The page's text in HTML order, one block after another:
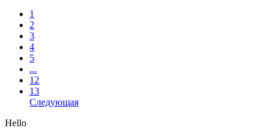
1
2
3
4
5
...
12
13
Следующая
Hello